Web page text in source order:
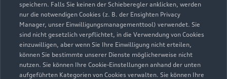
speichern. Falls Sie keinen der Schieberegler anklicken, werden
nur die notwendigen Cookies (z. B. der Ensighten Privacy
Manager, unser Einwilligungsmanagementtool) verwendet. Sie
sind nicht gesetzlich verpflichtet, in die Verwendung von Cookies
einzuwilligen, aber wenn Sie Ihre Einwilligung nicht erteilen,
können Sie bestimmte unserer Dienste möglicherweise nicht
nutzen. Sie können Ihre Cookie-Einstellungen anhand der unten
aufgeführten Kategorien von Cookies verwalten. Sie können Ihre
Damit Ihr Audi auch im Sommer glänzt: die
passende Pflege in einer Tasche.
Zur Audi Shopping World